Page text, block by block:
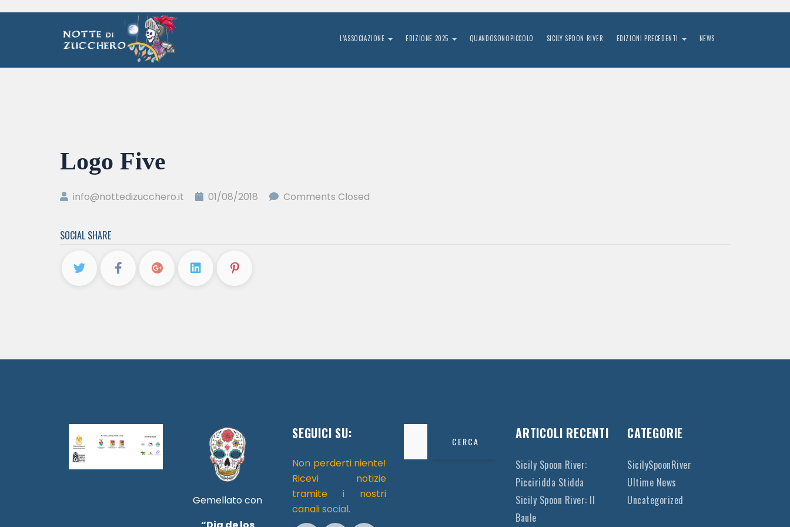
L’ASSOCIAZIONE EDIZIONE 2025 QUANDOSONOPICCOLO SICILY SPOON RIVER EDIZIONI PRECEDENTI NEWS
Logo Five
info@nottedizucchero.it 01/08/2018 Comments Closed
SOCIAL SHARE
Gemellato con
SEGUICI SU:
Non perderti niente!
Ricevi notizie
tramite i nostri
canali social.
ARTICOLI RECENTI
Sicily Spoon River:
Picciridda Stidda
Sicily Spoon River: Il
Baule
CATEGORIE
SicilySpoonRiver
Ultime News
Uncategorized